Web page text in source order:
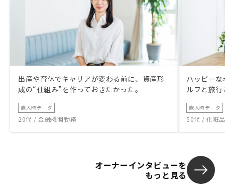
出産や育休でキャリアが変わる前に、資産形
成の“仕組み”を作っておきたかった。
購入時データ
20代 / 金融機関勤務
ハッピー
ルフと旅
購入時データ
50代 / 化粧
オーナーインタビューを
もっと見る